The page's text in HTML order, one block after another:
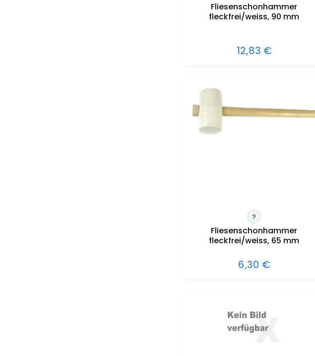
Fliesenschonhammer
fleckfrei/weiss, 90 mm
12,83 €
?
Fliesenschonhammer
fleckfrei/weiss, 65 mm
6,30 €